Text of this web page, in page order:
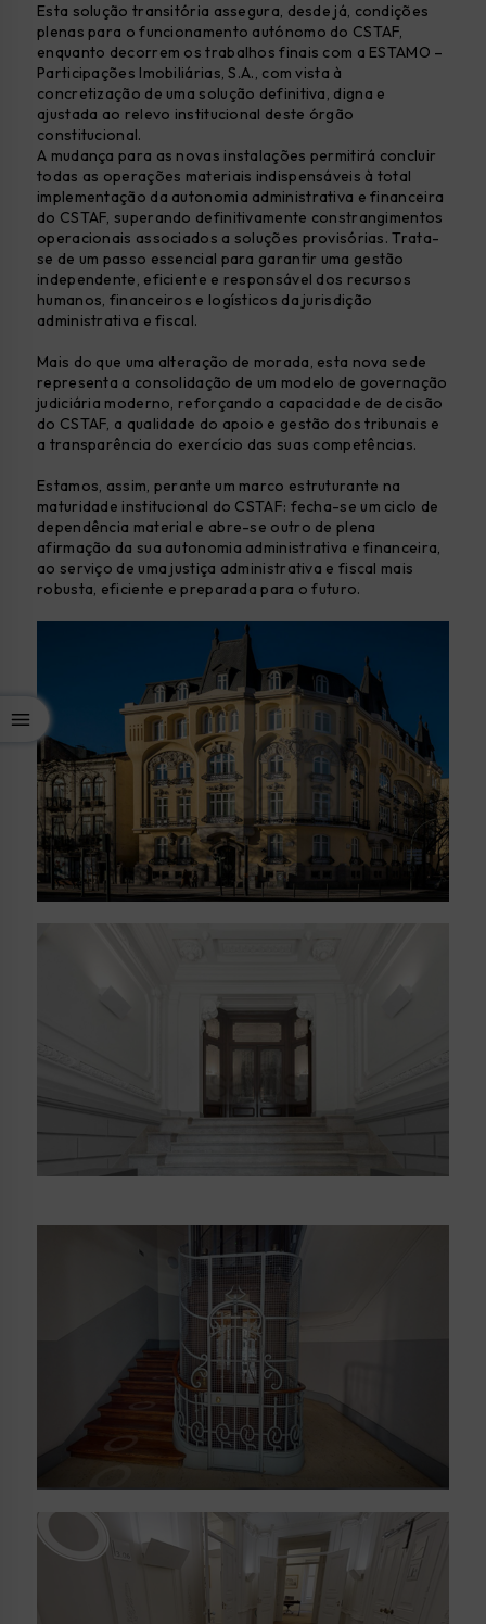
Esta solução transitória assegura, desde já, condições
plenas para o funcionamento autónomo do CSTAF,
enquanto decorrem os trabalhos finais com a ESTAMO –
Participações Imobiliárias, S.A., com vista à
concretização de uma solução definitiva, digna e
ajustada ao relevo institucional deste órgão
constitucional.
A mudança para as novas instalações permitirá concluir
todas as operações materiais indispensáveis à total
implementação da autonomia administrativa e financeira
do CSTAF, superando definitivamente constrangimentos
operacionais associados a soluções provisórias. Trata-
se de um passo essencial para garantir uma gestão
independente, eficiente e responsável dos recursos
humanos, financeiros e logísticos da jurisdição
administrativa e fiscal.
Mais do que uma alteração de morada, esta nova sede
representa a consolidação de um modelo de governação
judiciária moderno, reforçando a capacidade de decisão
do CSTAF, a qualidade do apoio e gestão dos tribunais e
a transparência do exercício das suas competências.
Estamos, assim, perante um marco estruturante na
maturidade institucional do CSTAF: fecha-se um ciclo de
dependência material e abre-se outro de plena
afirmação da sua autonomia administrativa e financeira,
ao serviço de uma justiça administrativa e fiscal mais
robusta, eficiente e preparada para o futuro.